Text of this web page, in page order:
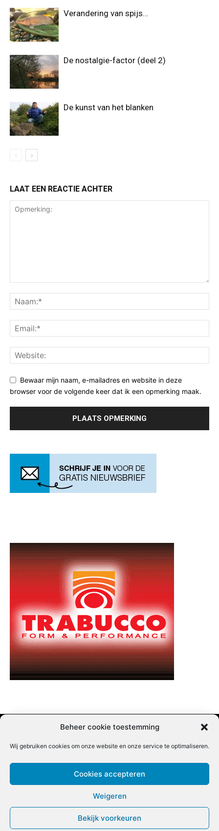
Beheer cookie toestemming
Wij gebruiken cookies om onze website en onze service te optimaliseren.
Cookies accepteren
Weigeren
Bekijk voorkeuren
Verandering van spijs…
De nostalgie-factor (deel 2)
De kunst van het blanken
LAAT EEN REACTIE ACHTER
Bewaar mijn naam, e-mailadres en website in deze
browser voor de volgende keer dat ik een opmerking maak.
Nieuwsbrief inschrijven | Partner content